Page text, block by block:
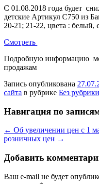
С 01.08.2018 года будет
детские Артикул С750 из
20-21; 21-22, цвета : белый,
Смотреть
Подробную информацию
продажам
Запись опубликована
сайта в рубрике Без рубрики
Навигация по
← Об увеличении цен с 1
розничных цен →
Добавить
Ваш e-mail не будет